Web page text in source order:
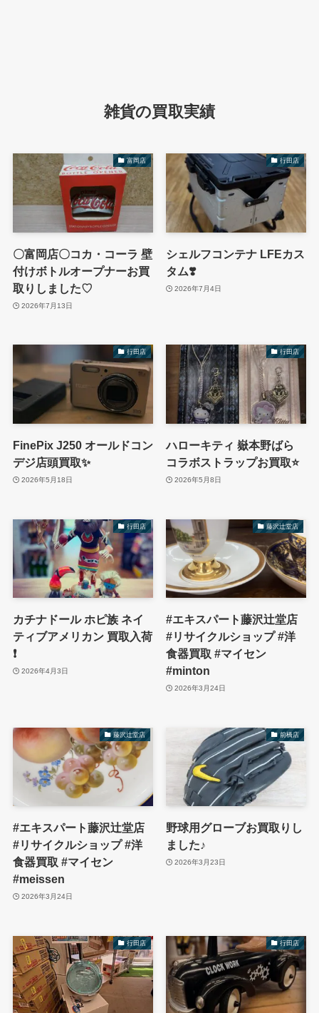
雑貨の買取実績
富岡店
〇富岡店〇コカ・コーラ 壁
付けボトルオープナーお買
取りしました♡
2026年7月13日
行田店
シェルフコンテナ LFEカス
タム❣️
2026年7月4日
行田店
FinePix J250 オールドコン
デジ店頭買取✨
2026年5月18日
行田店
ハローキティ 嶽本野ばら
コラボストラップお買取⭐️
2026年5月8日
行田店
カチナドール ホピ族 ネイ
ティブアメリカン 買取入荷
❗️
2026年4月3日
藤沢辻堂店
#エキスパート藤沢辻堂店
#リサイクルショップ #洋
食器買取 #マイセン
#minton
2026年3月24日
藤沢辻堂店
#エキスパート藤沢辻堂店
#リサイクルショップ #洋
食器買取 #マイセン
#meissen
2026年3月24日
前橋店
野球用グローブお買取りし
ました♪
2026年3月23日
行田店 行田店